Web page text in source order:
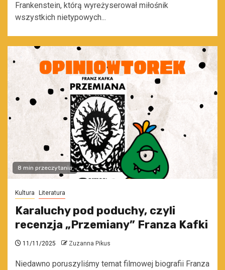
Frankenstein, którą wyreżyserował miłośnik
wszystkich nietypowych...
8 min przeczytania
Kultura Literatura
Karaluchy pod poduchy, czyli
recenzja „Przemiany” Franza Kafki
11/11/2025 Zuzanna Pikus
Niedawno poruszyliśmy temat filmowej biografii Franza